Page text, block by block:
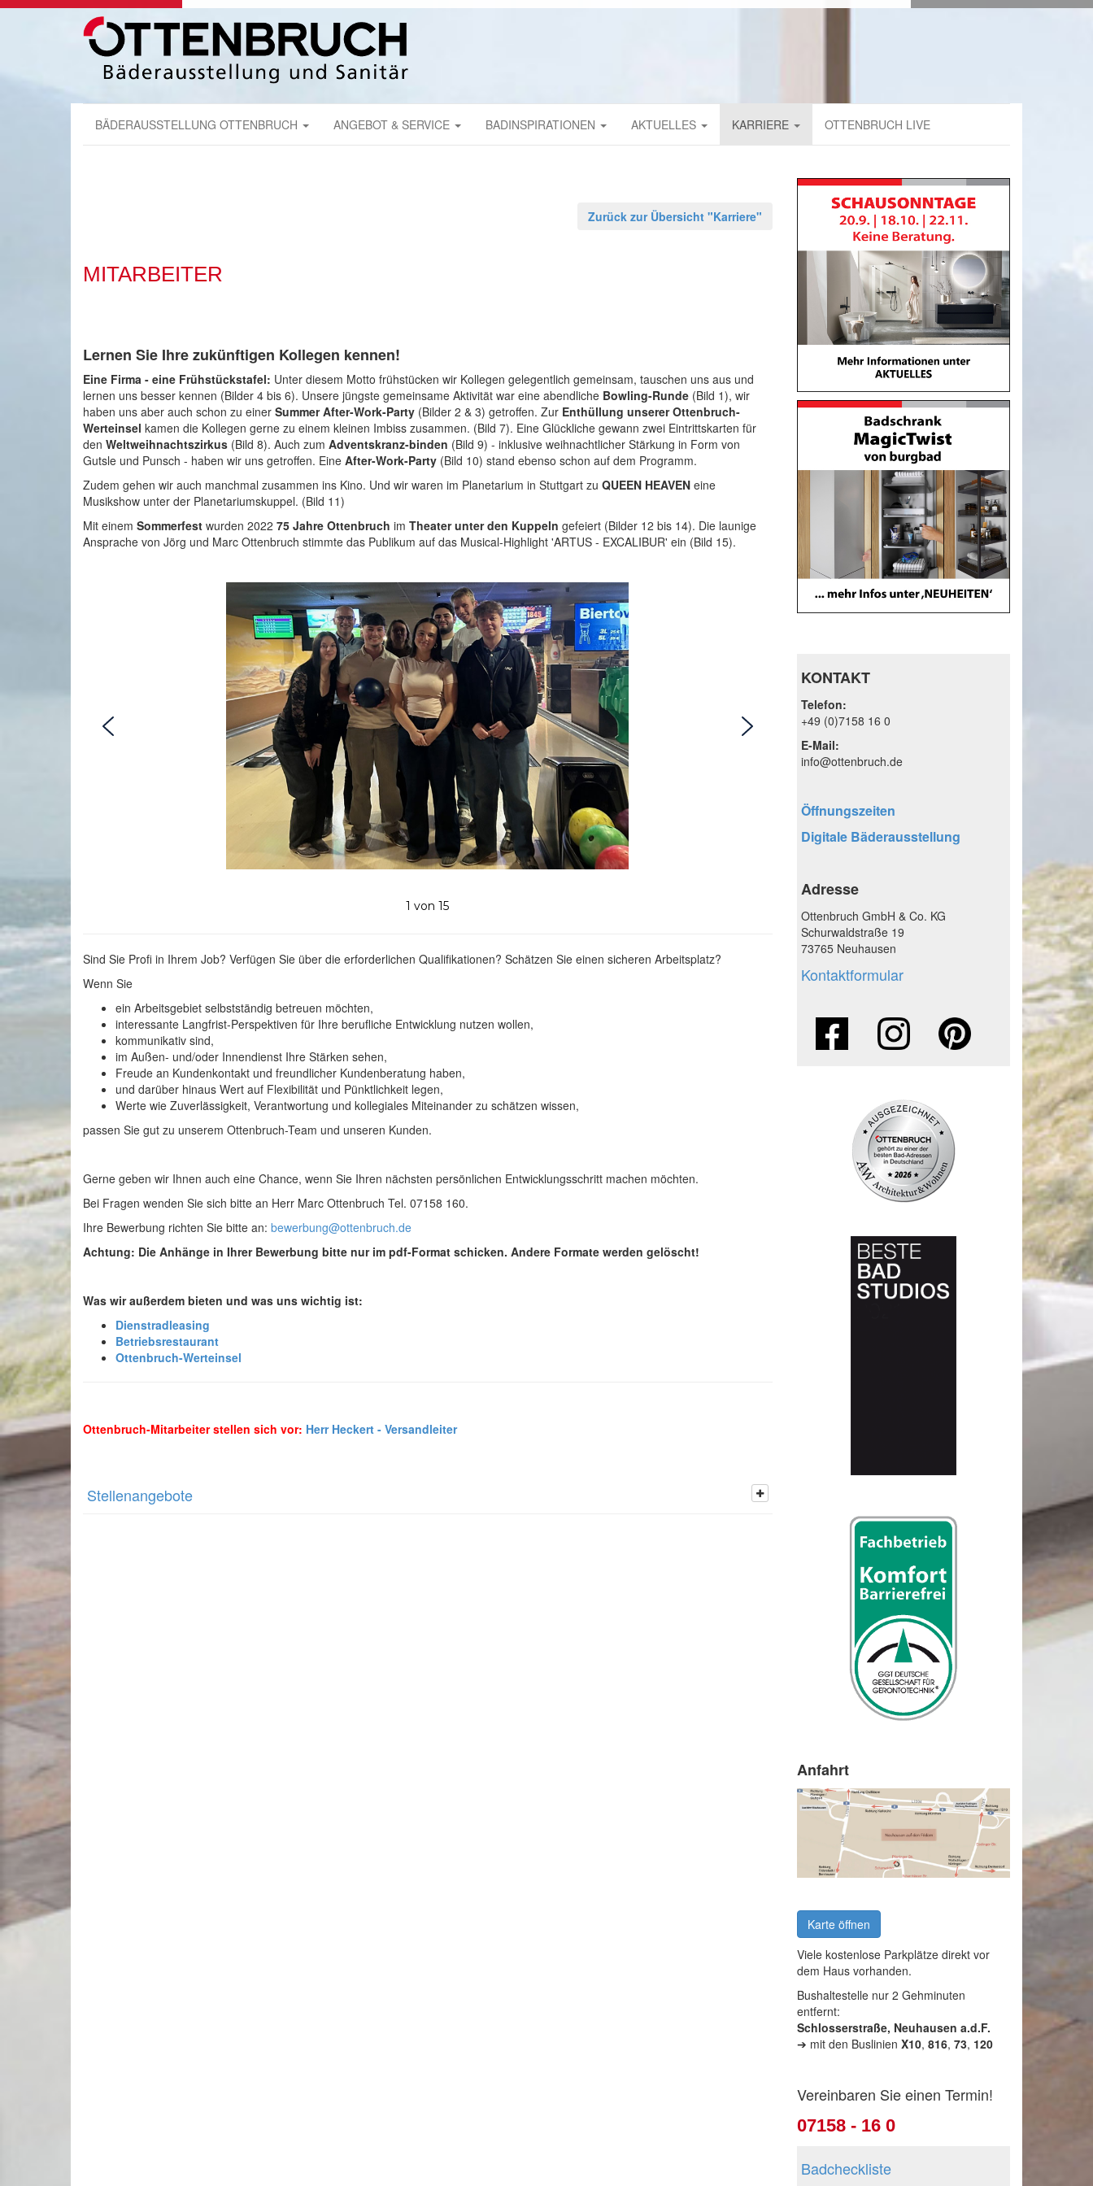
BÄDERAUSSTELLUNG OTTENBRUCH ANGEBOT & SERVICE BADINSPIRATIONEN AKTUELLES KARRIERE OTTENBRUCH LIVE
Zurück zur Übersicht "Karriere"
MITARBEITER
Lernen Sie Ihre zukünftigen Kollegen kennen!
Eine Firma - eine Frühstückstafel: Unter diesem Motto frühstücken wir Kollegen gelegentlich gemeinsam, tauschen uns aus und
lernen uns besser kennen (Bilder 4 bis 6). Unsere jüngste gemeinsame Aktivität war eine abendliche Bowling-Runde (Bild 1), wir
haben uns aber auch schon zu einer Summer After-Work-Party (Bilder 2 & 3) getroffen. Zur Enthüllung unserer Ottenbruch-
Werteinsel kamen die Kollegen gerne zu einem kleinen Imbiss zusammen. (Bild 7). Eine Glückliche gewann zwei Eintrittskarten für
den Weltweihnachtszirkus (Bild 8). Auch zum Adventskranz-binden (Bild 9) - inklusive weihnachtlicher Stärkung in Form von
Gutsle und Punsch - haben wir uns getroffen. Eine After-Work-Party (Bild 10) stand ebenso schon auf dem Programm.
Zudem gehen wir auch manchmal zusammen ins Kino. Und wir waren im Planetarium in Stuttgart zu QUEEN HEAVEN eine
Musikshow unter der Planetariumskuppel. (Bild 11)
Mit einem Sommerfest wurden 2022 75 Jahre Ottenbruch im Theater unter den Kuppeln gefeiert (Bilder 12 bis 14). Die launige
Ansprache von Jörg und Marc Ottenbruch stimmte das Publikum auf das Musical-Highlight 'ARTUS - EXCALIBUR' ein (Bild 15).
1 von 15
Sind Sie Profi in Ihrem Job? Verfügen Sie über die erforderlichen Qualifikationen? Schätzen Sie einen sicheren Arbeitsplatz?
Wenn Sie
ein Arbeitsgebiet selbstständig betreuen möchten,
interessante Langfrist-Perspektiven für Ihre berufliche Entwicklung nutzen wollen,
kommunikativ sind,
im Außen- und/oder Innendienst Ihre Stärken sehen,
Freude an Kundenkontakt und freundlicher Kundenberatung haben,
und darüber hinaus Wert auf Flexibilität und Pünktlichkeit legen,
Werte wie Zuverlässigkeit, Verantwortung und kollegiales Miteinander zu schätzen wissen,
passen Sie gut zu unserem Ottenbruch-Team und unseren Kunden.
Gerne geben wir Ihnen auch eine Chance, wenn Sie Ihren nächsten persönlichen Entwicklungsschritt machen möchten.
Bei Fragen wenden Sie sich bitte an Herr Marc Ottenbruch Tel. 07158 160.
Ihre Bewerbung richten Sie bitte an: bewerbung@ottenbruch.de
Achtung: Die Anhänge in Ihrer Bewerbung bitte nur im pdf-Format schicken. Andere Formate werden gelöscht!
Was wir außerdem bieten und was uns wichtig ist:
Dienstradleasing
Betriebsrestaurant
Ottenbruch-Werteinsel
Ottenbruch-Mitarbeiter stellen sich vor: Herr Heckert - Versandleiter
Stellenangebote
KONTAKT
Telefon:
+49 (0)7158 16 0
E-Mail:
info@ottenbruch.de
Öffnungszeiten
Digitale Bäderausstellung
Adresse
Ottenbruch GmbH & Co. KG
Schurwaldstraße 19
73765 Neuhausen
Kontaktformular
Anfahrt
Karte öffnen
Viele kostenlose Parkplätze direkt vor
dem Haus vorhanden.
Bushaltestelle nur 2 Gehminuten
entfernt:
Schlosserstraße, Neuhausen a.d.F.
➔ mit den Buslinien X10, 816, 73, 120
Vereinbaren Sie einen Termin!
07158 - 16 0
Badcheckliste